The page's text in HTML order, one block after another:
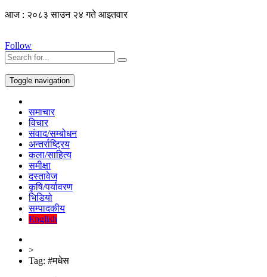
आज : २०८३ साउन २४ गते आइतवार
Follow
Toggle navigation
समाचार
विचार
संवाद/सम्बोधन
अन्तर्राष्ट्रिय
कला/साहित्य
समीक्षा
दस्तावेज
कृषि/पर्यावरण
भिडियो
सम्पादकीय
English
>
Tag: #मधेस